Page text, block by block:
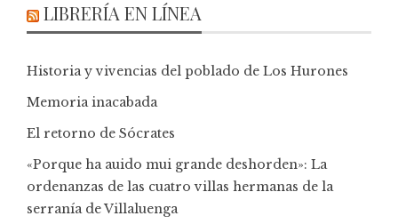
LIBRERÍA EN LÍNEA
Historia y vivencias del poblado de Los Hurones
Memoria inacabada
El retorno de Sócrates
«Porque ha auido mui grande deshorden»: La
ordenanzas de las cuatro villas hermanas de la
serranía de Villaluenga